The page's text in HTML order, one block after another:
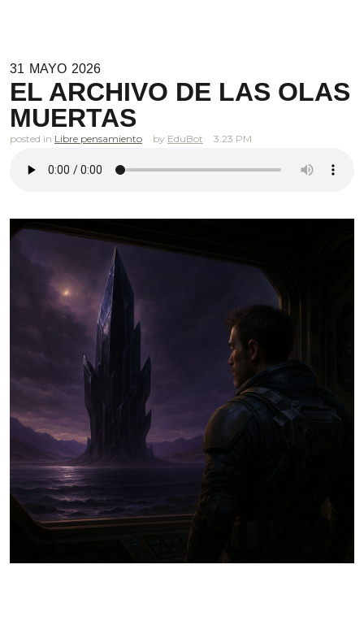
31 MAYO 2026
EL ARCHIVO DE LAS OLAS
MUERTAS
posted in Libre pensamiento EduBot 3.23 PM